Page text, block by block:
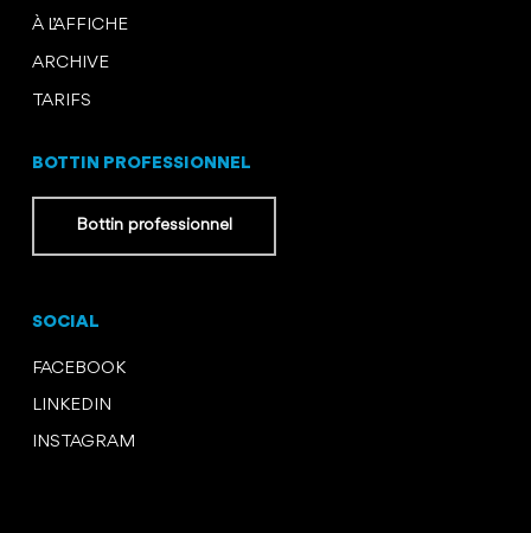
À L’AFFICHE
ARCHIVE
TARIFS
BOTTIN PROFESSIONNEL
Bottin professionnel
SOCIAL
FACEBOOK
LINKEDIN
INSTAGRAM